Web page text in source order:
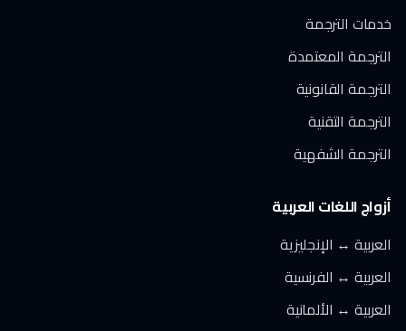
خدمات الترجمة
الترجمة المعتمدة
الترجمة القانونية
الترجمة التقنية
الترجمة الشفهية
أزواج اللغات العربية
العربية ↔ الإنجليزية
العربية ↔ الفرنسية
العربية ↔ الألمانية